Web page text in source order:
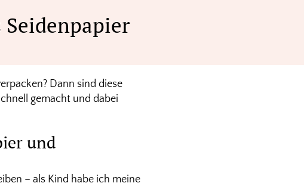
Dann sind diese
gemacht und dabei
und
– als Kind habe ich meine